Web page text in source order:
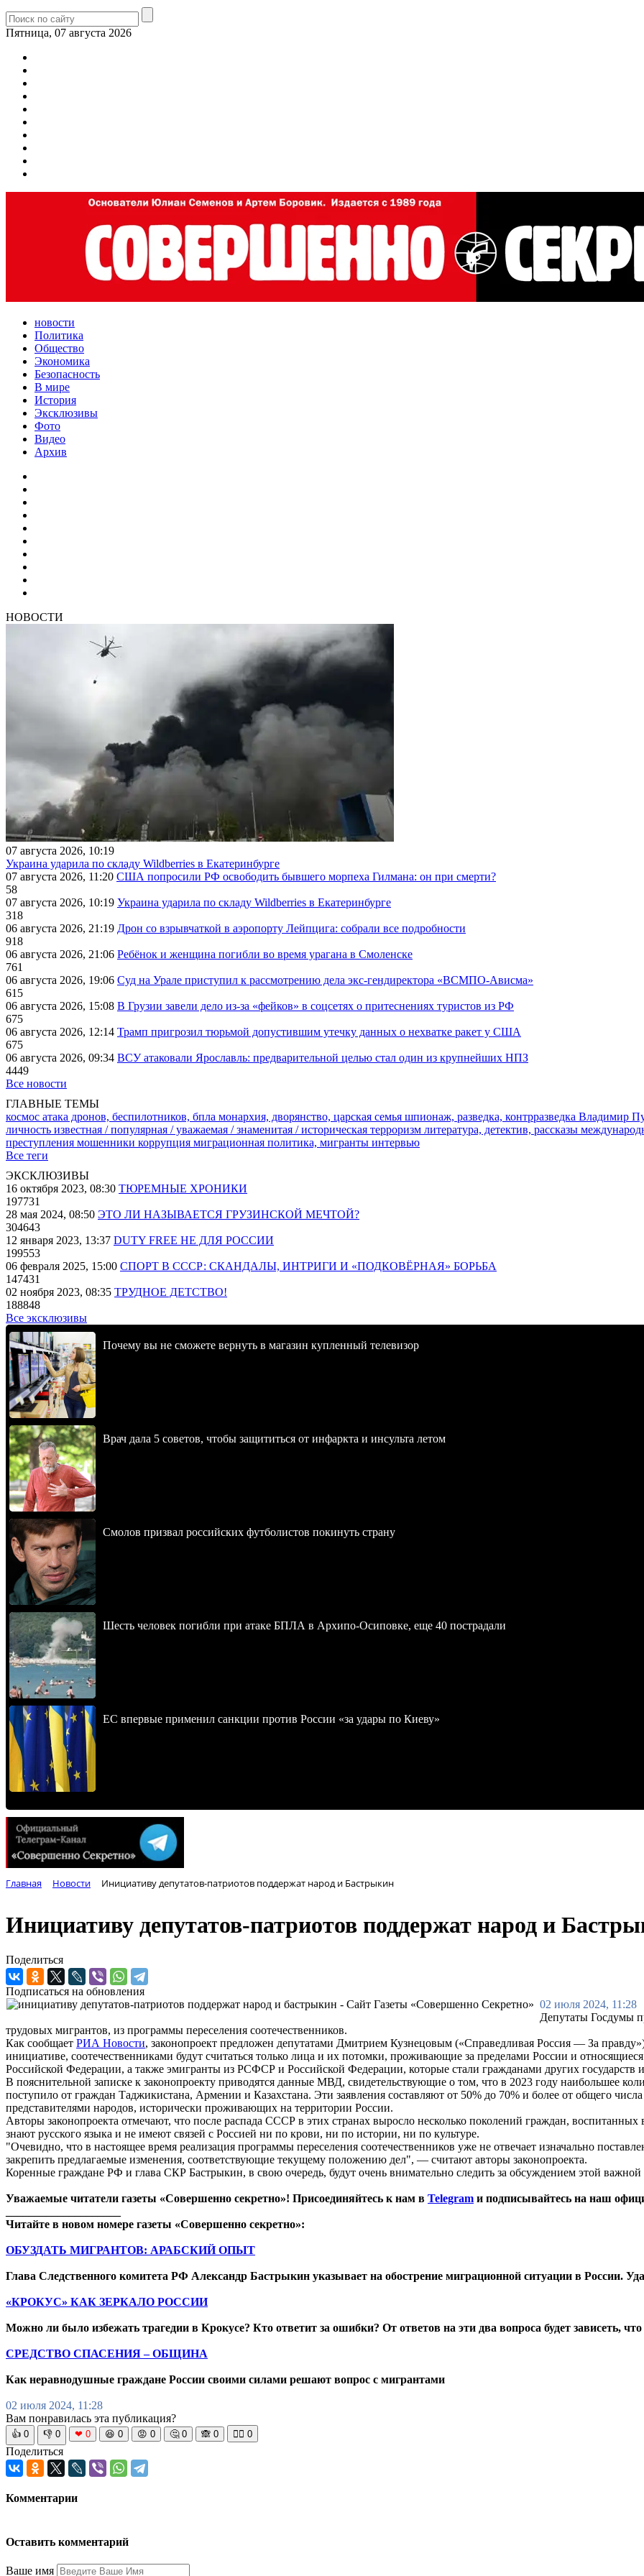
Пятница, 07 августа 2026
новости
Политика
Общество
Экономика
Безопасность
В мире
История
Эксклюзивы
Фото
Видео
Архив
НОВОСТИ
07 августа 2026, 10:19
Украина ударила по складу Wildberries в Екатеринбурге
07 августа 2026, 11:20 США попросили РФ освободить бывшего морпеха Гилмана: он при смерти?
58
07 августа 2026, 10:19 Украина ударила по складу Wildberries в Екатеринбурге
318
06 августа 2026, 21:19 Дрон со взрывчаткой в аэропорту Лейпцига: собрали все подробности
918
06 августа 2026, 21:06 Ребёнок и женщина погибли во время урагана в Смоленске
761
06 августа 2026, 19:06 Суд на Урале приступил к рассмотрению дела экс-гендиректора «ВСМПО-Ависма»
615
06 августа 2026, 15:08 В Грузии завели дело из-за «фейков» в соцсетях о притеснениях туристов из РФ
675
06 августа 2026, 12:14 Трамп пригрозил тюрьмой допустившим утечку данных о нехватке ракет у США
675
06 августа 2026, 09:34 ВСУ атаковали Ярославль: предварительной целью стал один из крупнейших НПЗ
4449
Все новости
ГЛАВНЫЕ ТЕМЫ
космос атака дронов, беспилотников, бпла монархия, дворянство, царская семья шпионаж, разведка, контрразведка Владимир
личность известная / популярная / уважаемая / знаменитая / историческая терроризм литература, детектив, рассказы
преступления мошенники коррупция миграционная политика, мигранты интервью
Все теги
ЭКСКЛЮЗИВЫ
16 октября 2023, 08:30 ТЮРЕМНЫЕ ХРОНИКИ
197731
28 мая 2024, 08:50 ЭТО ЛИ НАЗЫВАЕТСЯ ГРУЗИНСКОЙ МЕЧТОЙ?
304643
12 января 2023, 13:37 DUTY FREE НЕ ДЛЯ РОССИИ
199553
06 февраля 2025, 15:00 СПОРТ В СССР: СКАНДАЛЫ, ИНТРИГИ И «ПОДКОВЁРНАЯ» БОРЬБА
147431
02 ноября 2023, 08:35 ТРУДНОЕ ДЕТСТВО!
188848
Все эксклюзивы
Почему вы не сможете вернуть в магазин купленный телевизор
Врач дала 5 советов, чтобы защититься от инфаркта и инсульта летом
Смолов призвал российских футболистов покинуть страну
Шесть человек погибли при атаке БПЛА в Архипо-Осиповке, еще 40 пострадали
ЕС впервые применил санкции против России «за удары по Киеву»
Главная Новости Инициативу депутатов-патриотов поддержат народ и Бастрыкин
Инициативу депутатов-патриотов поддержат народ и
Поделиться
Подписаться на обновления
02 июля 2024, 11:28
Депутаты Госдумы
трудовых мигрантов, из программы переселения соотечественников.
Как сообщает РИА Новости, законопроект предложен депутатами Дмитрием Кузнецовым («Справедливая Россия — За
инициативе, соотечественниками будут считаться только лица и их потомки, проживающие за пределами России и
Российской Федерации, а также эмигранты из РСФСР и Российской Федерации, которые стали гражданами других государств
В пояснительной записке к законопроекту приводятся данные МВД, свидетельствующие о том, что в 2023 году наибольшее
поступило от граждан Таджикистана, Армении и Казахстана. Эти заявления составляют от 50% до 70% и более от общего
представителями народов, исторически проживающих на территории России.
Авторы законопроекта отмечают, что после распада СССР в этих странах выросло несколько поколений граждан,
знают русского языка и не имеют связей с Россией ни по крови, ни по истории, ни по культуре.
"Очевидно, что в настоящее время реализация программы переселения соотечественников уже не отвечает изначально
закрепить предлагаемые изменения, соответствующие текущему положению дел", — считают авторы законопроекта.
Коренные граждане РФ и глава СКР Бастрыкин, в свою очередь, будут очень внимательно следить за обсуждением этой
Уважаемые читатели газеты «Совершенно секретно»! Присоединяйтесь к нам в Telegram и подписывайтесь на наш
Читайте в новом номере газеты «Совершенно секретно»:
ОБУЗДАТЬ МИГРАНТОВ: АРАБСКИЙ ОПЫТ
Глава Следственного комитета РФ Александр Бастрыкин указывает на обострение миграционной ситуации в России.
«КРОКУС» КАК ЗЕРКАЛО РОССИИ
Можно ли было избежать трагедии в Крокусе? Кто ответит за ошибки? От ответов на эти два вопроса будет зависеть, что
СРЕДСТВО СПАСЕНИЯ – ОБЩИНА
Как неравнодушные граждане России своими силами решают вопрос с мигрантами
02 июля 2024, 11:28
Вам понравилась эта публикация?
👍 0 👎 0 ❤ 0 😆 0 😡 0 🤔 0 🙈 0 🧘‍♀️ 0
Поделиться
Комментарии
Оставить комментарий
Ваше имя